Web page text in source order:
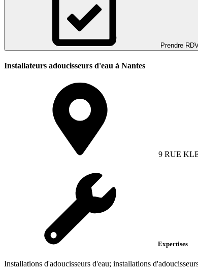
Prendre
Installateurs adoucisseurs d'eau à Nantes
9 RUE
Expertises
Installations d'adoucisseurs d'eau; installations